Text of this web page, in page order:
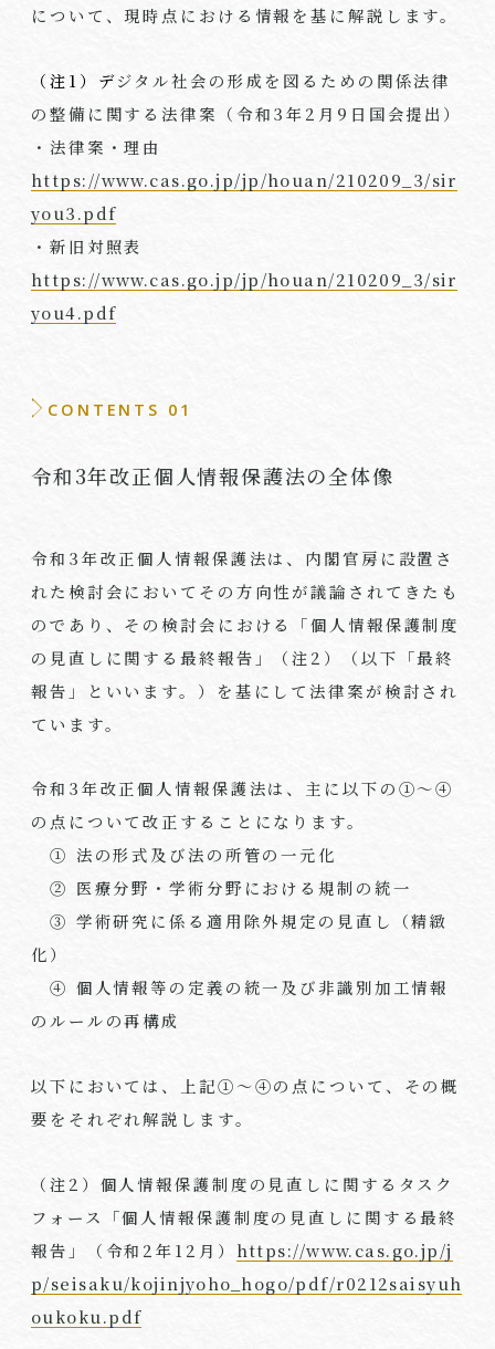
について、現時点における情報を基に解説します。
（注1）デジタル社会の形成を図るための関係法律
の整備に関する法律案（令和3年2月9日国会提出）
・法律案・理由
https://www.cas.go.jp/jp/houan/210209_3/sir
you3.pdf
・新旧対照表
https://www.cas.go.jp/jp/houan/210209_3/sir
you4.pdf
CONTENTS 01
令和3年改正個人情報保護法の全体像
令和3年改正個人情報保護法は、内閣官房に設置さ
れた検討会においてその方向性が議論されてきたも
のであり、その検討会における「個人情報保護制度
の見直しに関する最終報告」（注2）（以下「最終
報告」といいます。）を基にして法律案が検討され
ています。
令和3年改正個人情報保護法は、主に以下の①～④
の点について改正することになります。
① 法の形式及び法の所管の一元化
② 医療分野・学術分野における規制の統一
③ 学術研究に係る適用除外規定の見直し（精緻
化）
④ 個人情報等の定義の統一及び非識別加工情報
のルールの再構成
以下においては、上記①～④の点について、その概
要をそれぞれ解説します。
（注2）個人情報保護制度の見直しに関するタスク
フォース「個人情報保護制度の見直しに関する最終
報告」（令和2年12月） https://www.cas.go.jp/j
p/seisaku/kojinjyoho_hogo/pdf/r0212saisyuh
oukoku.pdf